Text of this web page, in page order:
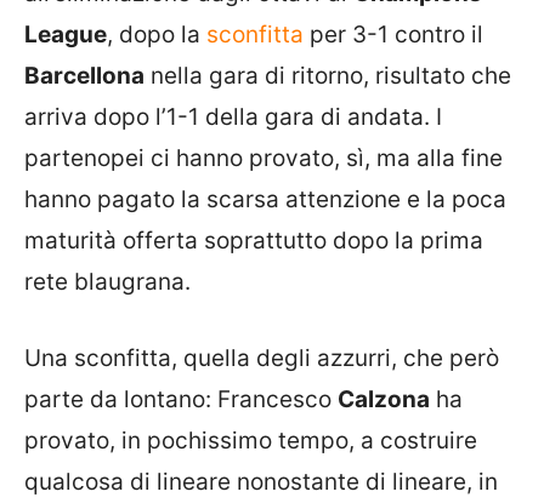
League, dopo la sconfitta per 3-1 contro il
Barcellona nella gara di ritorno, risultato che
arriva dopo l’1-1 della gara di andata. I
partenopei ci hanno provato, sì, ma alla fine
hanno pagato la scarsa attenzione e la poca
maturità offerta soprattutto dopo la prima
rete blaugrana.
Una sconfitta, quella degli azzurri, che però
parte da lontano: Francesco Calzona ha
provato, in pochissimo tempo, a costruire
qualcosa di lineare nonostante di lineare, in